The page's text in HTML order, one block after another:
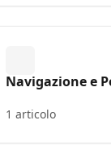
Navigazione e
1 articolo